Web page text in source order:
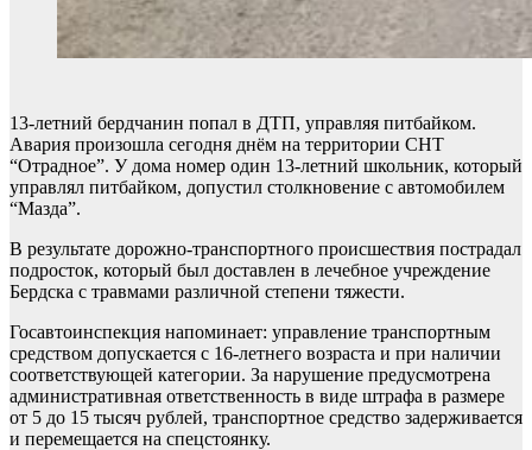
13-летний бердчанин попал в ДТП, управляя питбайком.
Авария произошла сегодня днём на территории СНТ
“Отрадное”. У дома номер один 13-летний школьник, который
управлял питбайком, допустил столкновение с автомобилем
“Мазда”.
В результате дорожно-транспортного происшествия пострадал
подросток, который был доставлен в лечебное учреждение
Бердска с травмами различной степени тяжести.
Госавтоинспекция напоминает: управление транспортным
средством допускается с 16-летнего возраста и при наличии
соответствующей категории. За нарушение предусмотрена
административная ответственность в виде штрафа в размере
от 5 до 15 тысяч рублей, транспортное средство задерживается
и перемещается на спецстоянку.